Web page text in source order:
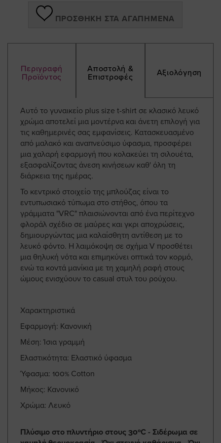
ΠΡΟΣΘΉΚΗ ΣΤΑ ΑΓΑΠΗΜΈΝΑ
Περιγραφή
Προϊόντος
Αποστολή &
Επιστροφές
Αξιολόγηση
Αυτό το γυναικείο plus size t-shirt σε κλασικό λευκό
χρώμα αποτελεί μια μοντέρνα και άνετη επιλογή για
τις καθημερινές σας εμφανίσεις. Κατασκευασμένο
από μαλακό και αναπνεύσιμο ύφασμα, προσφέρει
μια χαλαρή εφαρμογή που κολακεύει τη σιλουέτα,
εξασφαλίζοντας άνεση κινήσεων καθ' όλη τη
διάρκεια της ημέρας.
Το κεντρικό στοιχείο της μπλούζας είναι το
εντυπωσιακό τύπωμα στο στήθος, όπου τα
γράμματα "VRC" πλαισιώνονται από ένα περίτεχνο
φλοράλ σχέδιο σε μαύρες και γκρι αποχρώσεις,
δημιουργώντας μια καλαίσθητη αντίθεση με το
λευκό φόντο. Η λαιμόκοψη σε σχήμα V προσθέτει
μια θηλυκή νότα και επιμηκύνει οπτικά τον κορμό,
ενώ τα κοντά μανίκια με τη χαμηλή ραφή στους
ώμους ενισχύουν το casual στυλ του ρούχου.
Χαρακτηριστικά
Εφαρμογή: Κανονική
Μέση: Ίσια γραμμή
Ελαστικότητα: Ελαστικό ύφασμα
Ύφασμα: 100% Cotton
Μήκος: Κανονικό
Χρώμα: Λευκό
Πλύσιμο στο πλυντήριο στους 30ºC - Σιδέρωμα σε